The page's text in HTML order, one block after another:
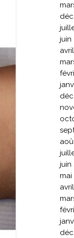
juin
juin
mai